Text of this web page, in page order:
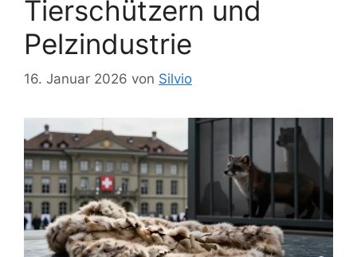
Tierschützern und
Pelzindustrie
16. Januar 2026 von Silvio